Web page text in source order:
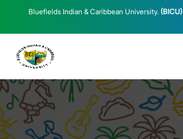
Bluefields Indian & Caribbean University. (BICU)
Solicitud de Correo Institucional